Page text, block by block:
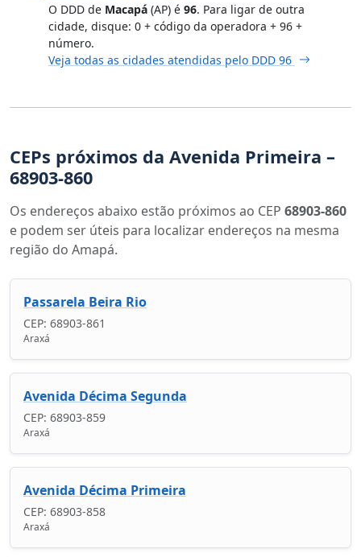
O DDD de Macapá (AP) é 96. Para ligar de outra
cidade, disque: 0 + código da operadora + 96 +
número.
Veja todas as cidades atendidas pelo DDD 96
CEPs próximos da Avenida Primeira –
68903-860
Os endereços abaixo estão próximos ao CEP 68903-860
e podem ser úteis para localizar endereços na mesma
região do Amapá.
Passarela Beira Rio
CEP: 68903-861
Araxá
Avenida Décima Segunda
CEP: 68903-859
Araxá
Avenida Décima Primeira
CEP: 68903-858
Araxá